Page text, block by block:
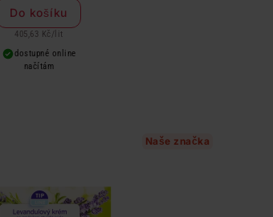
Do košíku
405,63 Kč / lit
dostupné online
načítám
Naše značka